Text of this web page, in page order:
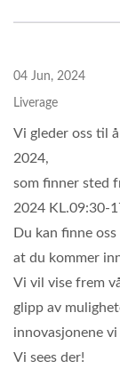
04 Jun, 2024
Liverage
Vi gleder oss til
2024,
som finner sted
2024 KL.09:30-
Du kan finne
at du kommer
Vi vil vise frem
glipp av
innovasjonene vi
Vi sees der!